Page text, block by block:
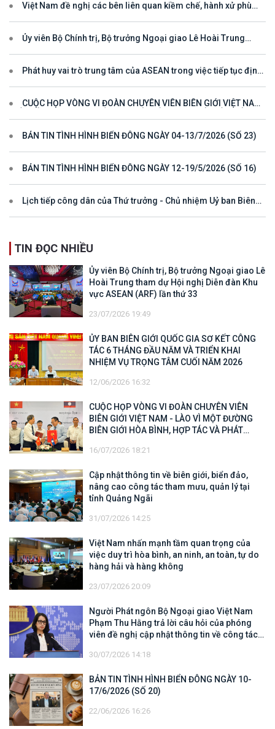
Việt Nam đề nghị các bên liên quan kiềm chế, hành xử phù
phán đối với vùng đặc quyền kinh tế và thềm lục địa của quốc gia
ven biển
Ủy viên Bộ Chính trị, Bộ trưởng Ngoại giao Lê Hoài Trung
Phát huy vai trò trung tâm của ASEAN trong việc tiếp tục định
CUỘC HỌP VÒNG VI ĐOÀN CHUYÊN VIÊN BIÊN GIỚI VIỆT NAM
TRIỂN
BẢN TIN TÌNH HÌNH BIỂN ĐÔNG NGÀY 04-13/7/2026 (SỐ 23)
BẢN TIN TÌNH HÌNH BIỂN ĐÔNG NGÀY 12-19/5/2026 (SỐ 16)
Lịch tiếp công dân của Thứ trưởng - Chủ nhiệm Uỷ ban Biên
TIN ĐỌC NHIỀU
Ủy viên Bộ Chính trị, Bộ trưởng Ngoại giao Lê
Hoài Trung tham dự Hội nghị Diễn đàn Khu
vực ASEAN (ARF) lần thứ 33
23/07/2026 19:49
ỦY BAN BIÊN GIỚI QUỐC GIA SƠ KẾT CÔNG
TÁC 6 THÁNG ĐẦU NĂM VÀ TRIỂN KHAI
NHIỆM VỤ TRỌNG TÂM CUỐI NĂM 2026
12/06/2026 16:32
CUỘC HỌP VÒNG VI ĐOÀN CHUYÊN VIÊN
BIÊN GIỚI VIỆT NAM - LÀO VÌ MỘT ĐƯỜNG
BIÊN GIỚI HÒA BÌNH, HỢP TÁC VÀ PHÁT
16/07/2026 18:21
Cập nhật thông tin về biên giới, biển đảo,
nâng cao công tác tham mưu, quản lý tại
tỉnh Quảng Ngãi
31/07/2026 14:25
Việt Nam nhấn mạnh tầm quan trọng của
việc duy trì hòa bình, an ninh, an toàn, tự do
hàng hải và hàng không
23/07/2026 20:09
Người Phát ngôn Bộ Ngoại giao Việt Nam
Phạm Thu Hằng trả lời câu hỏi của phóng
viên đề nghị cập nhật thông tin về công tác
trên tàu Khôi Nguyên 18
30/07/2026 14:18
BẢN TIN TÌNH HÌNH BIỂN ĐÔNG NGÀY 10-
17/6/2026 (SỐ 20)
22/06/2026 16:26